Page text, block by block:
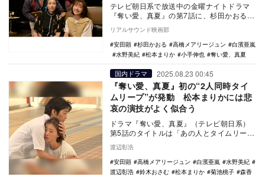
テレビ朝日系で放送中の金曜ナイトドラマ
『奪い愛、真夏』の第7話に、杉田かおると
小手伸也がゲスト出演する。 TVerで『奪い
愛、…
リアルサウンド映画部
安田顕
杉田かおる 高橋メアリージュン
白濱亜嵐
水野美紀
松本まりか 小手伸也 奪い愛、真夏
国内ドラマ 2025.08.23 00:45
『奪い愛、真夏』初の“2人同時タイ
ムリープ”が発動 松本まりかには悲
哀の演技がよく似合う
ドラマ『奪い愛、真夏』（テレビ朝日系）
第5話のタイトルは「あの人とタイムリー
プ」。真夏（松本まりか）と元也（白濱亜
嵐）、未来（高…
渡辺彰浩
安田顕
高橋メアリージュン 白濱亜嵐
水野美紀
渡辺彰浩
鈴木おさむ 松本まりか 菊池桃子
森香